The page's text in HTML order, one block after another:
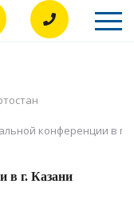
конференции в г.
в г. Казани